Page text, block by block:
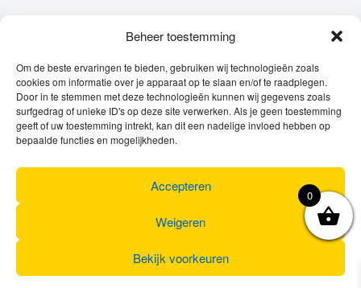
Beheer toestemming
Om de beste ervaringen te bieden, gebruiken wij technologieën zoals
cookies om informatie over je apparaat op te slaan en/of te raadplegen.
Door in te stemmen met deze technologieën kunnen wij gegevens zoals
surfgedrag of unieke ID's op deze site verwerken. Als je geen toestemming
geeft of uw toestemming intrekt, kan dit een nadelige invloed hebben op
bepaalde functies en mogelijkheden.
Accepteren
Weigeren
Bekijk voorkeuren
Openingsuren
Ma
gesloten
Di
9u – 12u
13u – 18u00
Wo
9u – 12u
13u – 18u00
Do
9u – 12u
13u – 18u00
Za
0